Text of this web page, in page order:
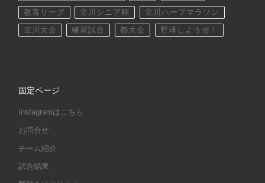
教育リーグ 立川シニア杯 立川ハーフマラソン
立川大会 練習試合 都大会 野球しようぜ！
固定ページ
Instagramはこちら
お問合せ
チーム紹介
試合結果